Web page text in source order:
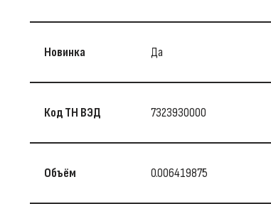
Новинка Да
Код ТН ВЭД 7323930000
Объём 0.006419875